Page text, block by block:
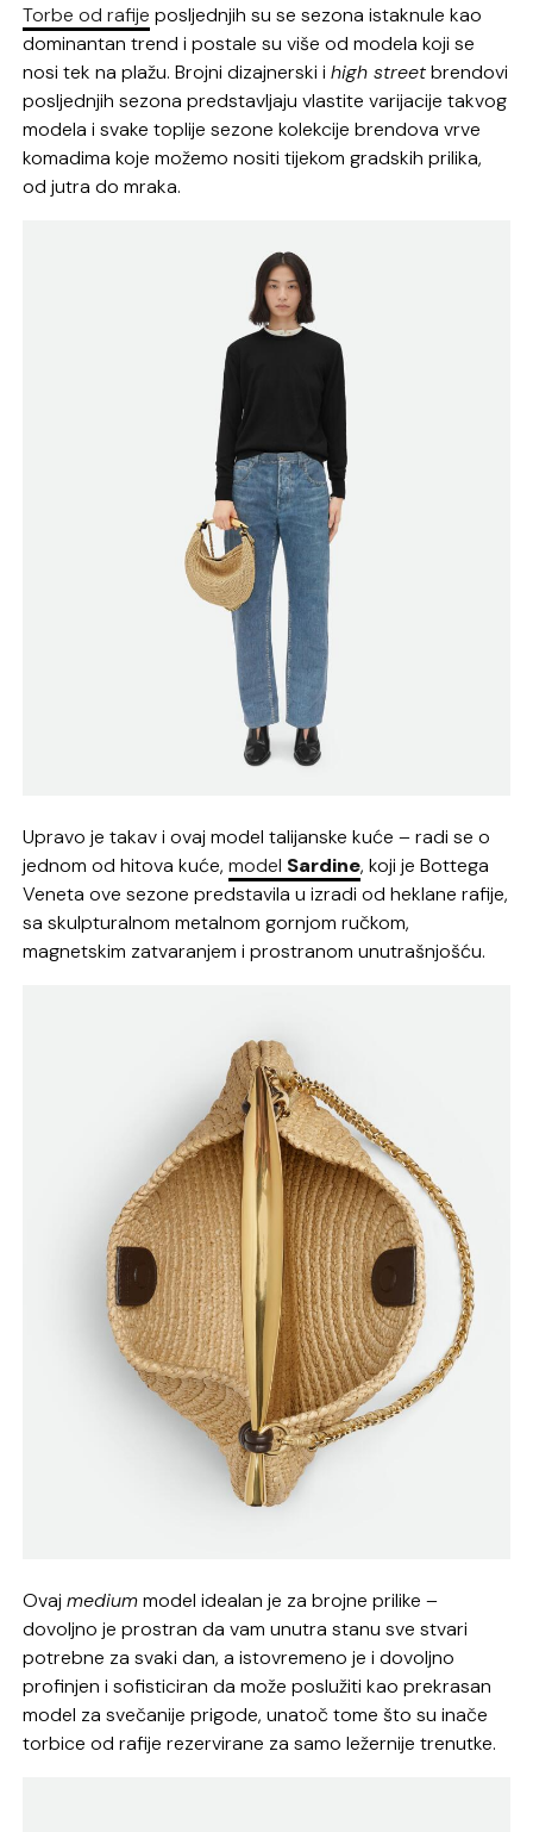
Torbe od rafije posljednjih su se sezona istaknule kao
dominantan trend i postale su više od modela koji se
nosi tek na plažu. Brojni dizajnerski ihigh streetbrendovi
posljednjih sezona predstavljaju vlastite varijacije takvog
modela i svake toplije sezone kolekcije brendova vrve
komadima koje možemo nositi tijekom gradskih prilika,
od jutra do mraka.
Upravo je takav i ovaj model talijanske kuće – radi se o
jednom od hitova kuće,model Sardine, koji je Bottega
Veneta ove sezone predstavila u izradi od heklane rafije,
sa skulpturalnom metalnom gornjom ručkom,
magnetskim zatvaranjem i prostranom unutrašnjošću.
Ovajmediummodel idealan je za brojne prilike –
dovoljno je prostran da vam unutra stanu sve stvari
potrebne za svaki dan, a istovremeno je i dovoljno
profinjen i sofisticiran da može poslužiti kao prekrasan
model za svečanije prigode, unatoč tome što su inače
torbice od rafije rezervirane za samo ležernije trenutke.